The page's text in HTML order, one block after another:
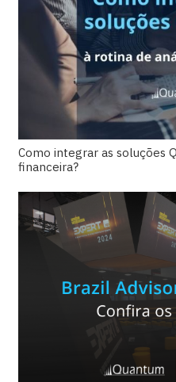
Como integrar as soluções
financeira?